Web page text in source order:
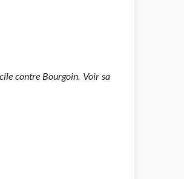
contre Bourgoin. Voir sa